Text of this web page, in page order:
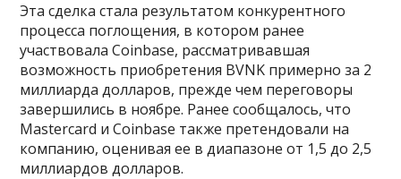
Эта сделка стала результатом конкурентного
процесса поглощения, в котором ранее
участвовала Coinbase, рассматривавшая
возможность приобретения BVNK примерно за 2
миллиарда долларов, прежде чем переговоры
завершились в ноябре. Ранее сообщалось, что
Mastercard и Coinbase также претендовали на
компанию, оценивая ее в диапазоне от 1,5 до 2,5
миллиардов долларов.